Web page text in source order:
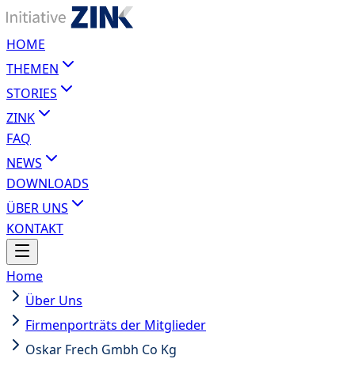
HOME
THEMEN
STORIES
ZINK
FAQ
NEWS
DOWNLOADS
ÜBER UNS
KONTAKT
Home
Über Uns
Firmenporträts der Mitglieder
Oskar Frech Gmbh Co Kg